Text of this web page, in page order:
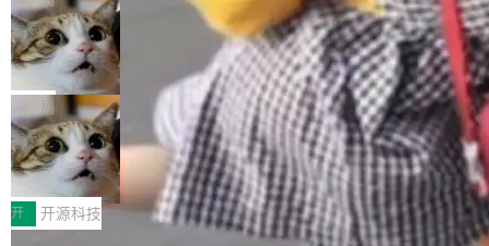
现实 过去两年，CIO们的焦虑清单上多了两项：
一是如何让大模型和智能体应用安全地从PoC走
向生产，二是如何让测试团队跟得上AI应用...
设置，如果用布尔值 + 可空字段来表示——bool
ean 表示是否可切换，nullable 的默认模式、浅
色方案、深色方案——会产生大量无意义的组
合。方案缺了、配置冲突了、全 null 了。要知道
哪些组合有效，作者说，你得靠"文档、校验、或
者部落知识"。 换个写法。Rust 的 enum，两个
变体：Switchable...
个"AI 知识库 + 聊天机器人"——每个大厂都在
做，没什么新鲜的。 但 Kenton Varda 在 Twitte
r 上把事情说清楚了： 今天我们发布了 Cloudfla
re OS，一个带连接器的聊天机器人，跟其他所
有科技公司做的一样。只不过，实际上它不一
样。这是 Sandstorm.io 的重制版，我十年前的
那个创业公司。不同的是，这次它构建在 Cloudf
lare Workers 上——我花了九年时间搭建的平台
——并且深度集成了 AI。这基本上是我十年秘密
Deno 团队开源 Celld，可自托管的分
布式 Durable Objects
Ryan Dahl 领导的 Deno 团队推出了最新开源项
目 Celld，一个能在自己机器上运行 Cloudflare
Workers 和 Durable Objects 的守护进程。 设
计思路很直接：每个对象是一个独立的 SQLite
数据库，按名称寻址，复制到你自己的 S3 兼容
存储库里。节点之间只通过这个存储库协调——
没有控制平面，没有共识协议。每个对象自带一
局
鲁大师7月新机性能/流畅/AI榜：vivo夺
性能、流畅双第一，三星Galaxy Z系列
新折叠缺席
2026年7月的手机市场，由于存储等硬件成本暴
增，手机厂商的日子也不好过啊，新机速度明显
放缓，因此硝烟味淡了许多。新机参数规格除开
开 开源科技